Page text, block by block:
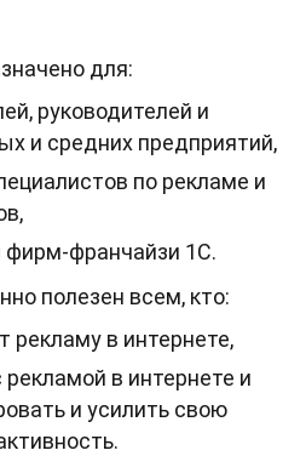
для:
руководителей и
и средних предприятий,
по рекламе и
фирм-франчайзи 1С.
полезен всем, кто:
рекламу в интернете,
в интернете и
и усилить свою